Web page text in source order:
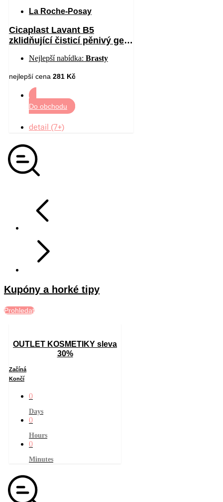
La Roche-Posay
Cicaplast Lavant B5
zklidňující čisticí pěnivý gel
Nejlepší nabídka: Brasty
nejlepší cena 281 Kč
Do obchodu
detail (7+)
Kupóny a horké tipy
Prohledat
OUTLET KOSMETIKY sleva
30%
Začíná
Končí
0
Days
0
Hours
0
Minutes